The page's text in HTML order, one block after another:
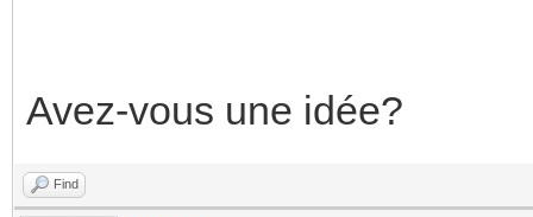
Avez-vous une idée?
Find